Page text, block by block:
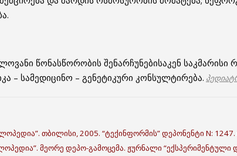
წონასწორობის შენარჩუნებისაკენ საკმარისი
– სამედიცინო – გენეტიკური კონსულტირება.
თბილისი, 2005. “ტექინფორმის” დეპონენტი N:
მეორე დეპო-გამოცემა. ჟურნალი “ექსპერიმენტული